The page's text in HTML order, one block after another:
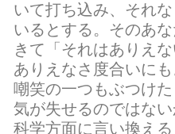
いて打ち込み、それ
いるとする。そのあ
きて「それはありえ
ありえなさ度合いに
嘲笑の一つもぶつけ
気が失せるのではな
科学方面に言い換え